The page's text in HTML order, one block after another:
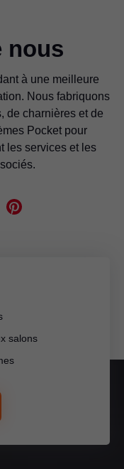
nous
à une meilleure
Nous fabriquons
de charnières et de
Pocket pour
les services et les
salons